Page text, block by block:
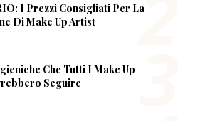
I Prezzi Consigliati Per La
Di Make Up Artist
Che Tutti I Make Up
Seguire